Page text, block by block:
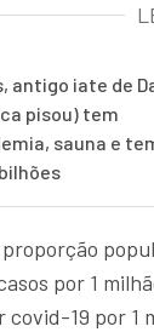
antigo iate de
pisou) tem
sauna e
por 1
covid-19 por 1